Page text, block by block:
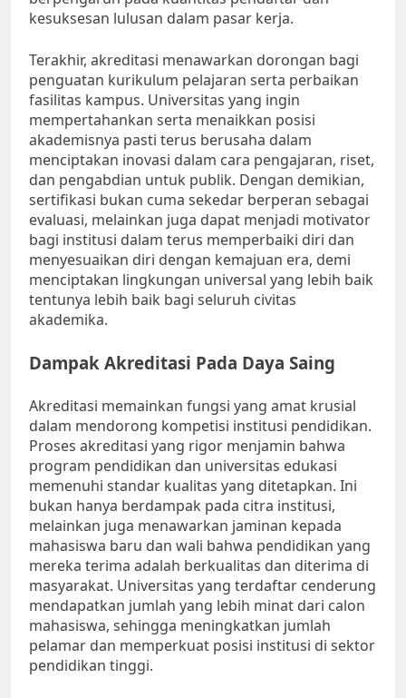
kesuksesan lulusan dalam pasar kerja.
Terakhir, akreditasi menawarkan dorongan bagi
penguatan kurikulum pelajaran serta perbaikan
fasilitas kampus. Universitas yang ingin
mempertahankan serta menaikkan posisi
akademisnya pasti terus berusaha dalam
menciptakan inovasi dalam cara pengajaran, riset,
dan pengabdian untuk publik. Dengan demikian,
sertifikasi bukan cuma sekedar berperan sebagai
evaluasi, melainkan juga dapat menjadi motivator
bagi institusi dalam terus memperbaiki diri dan
menyesuaikan diri dengan kemajuan era, demi
menciptakan lingkungan universal yang lebih baik
tentunya lebih baik bagi seluruh civitas
akademika.
Dampak Akreditasi Pada Daya Saing
Akreditasi memainkan fungsi yang amat krusial
dalam mendorong kompetisi institusi pendidikan.
Proses akreditasi yang rigor menjamin bahwa
program pendidikan dan universitas edukasi
memenuhi standar kualitas yang ditetapkan. Ini
bukan hanya berdampak pada citra institusi,
melainkan juga menawarkan jaminan kepada
mahasiswa baru dan wali bahwa pendidikan yang
mereka terima adalah berkualitas dan diterima di
masyarakat. Universitas yang terdaftar cenderung
mendapatkan jumlah yang lebih minat dari calon
mahasiswa, sehingga meningkatkan jumlah
pelamar dan memperkuat posisi institusi di sektor
pendidikan tinggi.